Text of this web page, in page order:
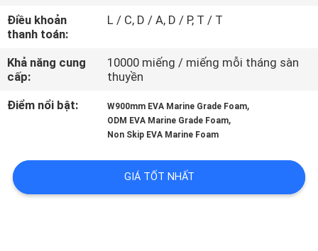
VỀ
CHÚNG
TÔI
NHÀ
MÁY
Điều khoản
thanh toán:
L / C, D / A, D / P, T / T
Khả năng cung
cấp:
10000 miếng / miếng mỗi tháng sàn
thuyền
Điểm nổi bật:
W900mm EVA Marine Grade Foam,
ODM EVA Marine Grade Foam,
Non Skip EVA Marine Foam
GIÁ TỐT NHẤT